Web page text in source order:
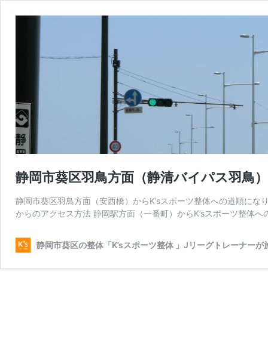
静岡市葵区羽鳥方面（静清バイパス羽鳥
静岡市葵区羽鳥方面（安西橋）からK’sスポーツ整体への道順に
からのアクセス方法 静岡駅方面（一番町）からK’sスポーツ整体
静岡市葵区の整体「K’sスポーツ整体 」Jリーグトレーナーが